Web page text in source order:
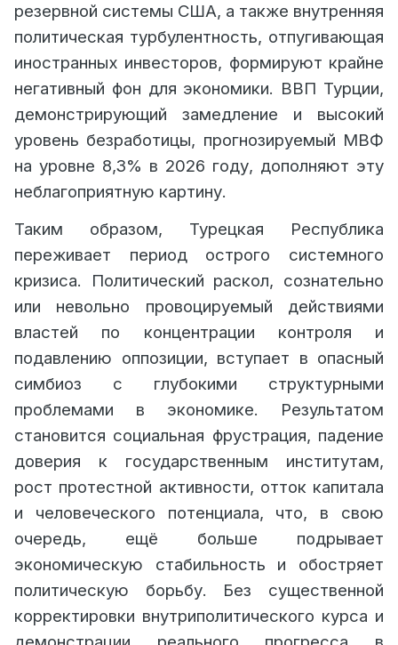
резервной системы США, а также внутренняя
политическая турбулентность, отпугивающая
иностранных инвесторов, формируют крайне
негативный фон для экономики. ВВП Турции,
демонстрирующий замедление и высокий
уровень безработицы, прогнозируемый МВФ
на уровне 8,3% в 2026 году, дополняют эту
неблагоприятную картину.
Таким образом, Турецкая Республика
переживает период острого системного
кризиса. Политический раскол, сознательно
или невольно провоцируемый действиями
властей по концентрации контроля и
подавлению оппозиции, вступает в опасный
симбиоз с глубокими структурными
проблемами в экономике. Результатом
становится социальная фрустрация, падение
доверия к государственным институтам,
рост протестной активности, отток капитала
и человеческого потенциала, что, в свою
очередь, ещё больше подрывает
экономическую стабильность и обостряет
политическую борьбу. Без существенной
корректировки внутриполитического курса и